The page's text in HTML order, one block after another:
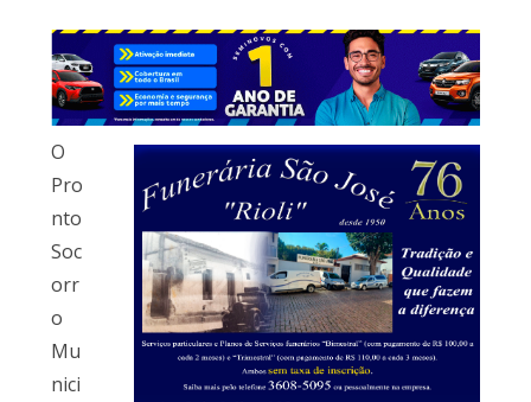
O
Pro
nto
Soc
orr
o
Mu
nici